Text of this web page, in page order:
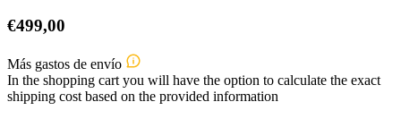
€499,00
Más gastos de envío
In the shopping cart you will have the option to calculate the exact
shipping cost based on the provided information